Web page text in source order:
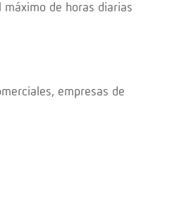
de horas diarias
empresas de